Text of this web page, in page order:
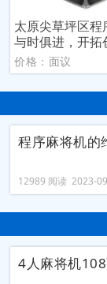
太原尖草坪区程
与时俱进，开拓
价格：面议
程序麻将机的
12989 阅读 2023-
4人麻将机